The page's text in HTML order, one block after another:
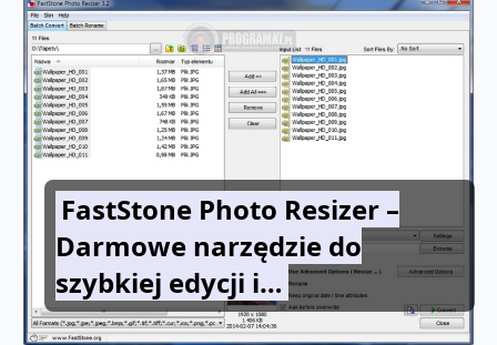
FastStone Photo Resizer –
Darmowe narzędzie do
szybkiej edycji i…